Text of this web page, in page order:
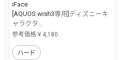
iFace
[AQUOS wish3専用]ディズニーキ
ャラクタ...
参考価格￥4,180
ハード